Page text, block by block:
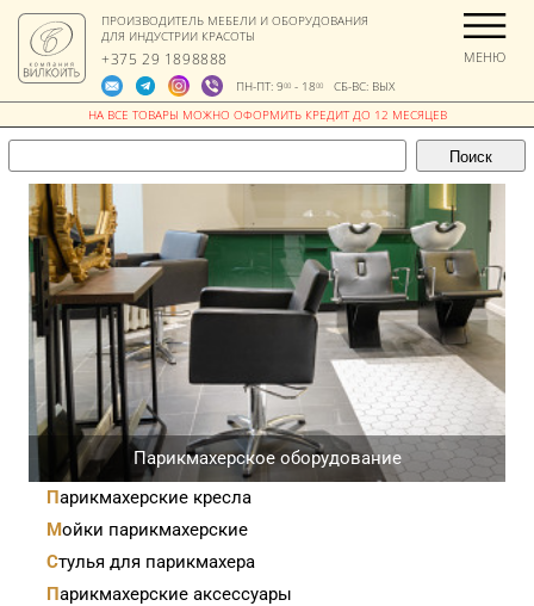
ПРОИЗВОДИТЕЛЬ МЕБЕЛИ И ОБОРУДОВАНИЯ
ДЛЯ ИНДУСТРИИ КРАСОТЫ
+375 29 1898888
ПН-ПТ: 900- 1800СБ-ВС: ВЫХ
МЕНЮ
Парикмахерское оборудование
Парикмахерские кресла
Мойки парикмахерские
Стулья для парикмахера
Парикмахерские аксессуары